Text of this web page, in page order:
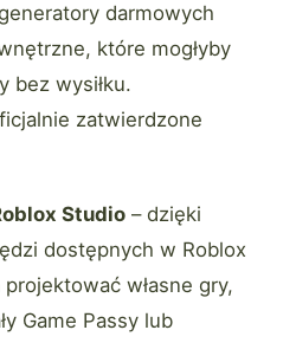
darmowych
które mogłyby
bez wysiłku.
zatwierdzone
Studio – dzięki
dostępnych w Roblox
własne gry,
Game Passy lub